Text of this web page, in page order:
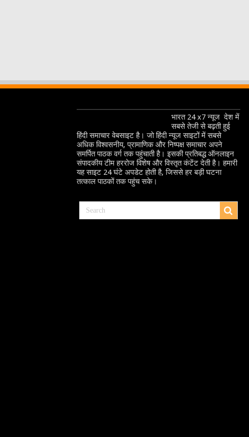
भारत 24 x7 न्यूज देश में
सबसे तेजी से बढ़ती हुई
हिंदी समाचार वेबसाइट है। जो हिंदी न्यूज साइटों में सबसे
अधिक विश्वसनीय, प्रामाणिक और निष्पक्ष समाचार अपने
समर्पित पाठक वर्ग तक पहुंचाती है। इसकी प्रतिबद्ध ऑनलाइन
संपादकीय टीम हररोज विशेष और विस्तृत कंटेंट देती है। हमारी
यह साइट 24 घंटे अपडेट होती है, जिससे हर बड़ी घटना
तत्काल पाठकों तक पहुंच सके।